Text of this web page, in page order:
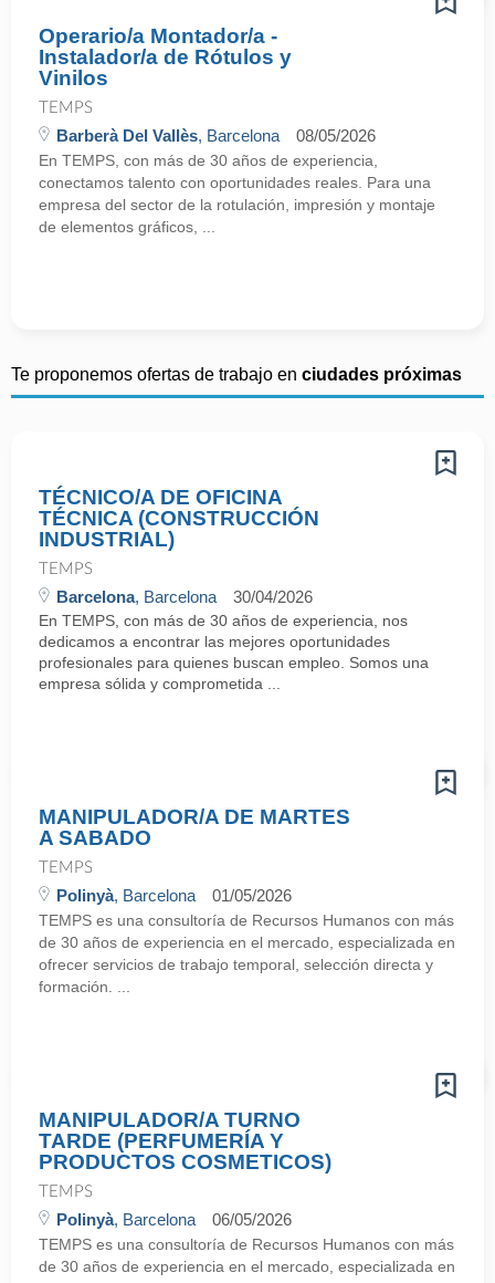
Operario/a Montador/a -
Instalador/a de Rótulos y
Vinilos
TEMPS
Barberà Del Vallès, Barcelona 08/05/2026
En TEMPS, con más de 30 años de experiencia,
conectamos talento con oportunidades reales. Para una
empresa del sector de la rotulación, impresión y montaje
de elementos gráficos, ...
Te proponemos ofertas de trabajo en ciudades próximas
TÉCNICO/A DE OFICINA
TÉCNICA (CONSTRUCCIÓN
INDUSTRIAL)
TEMPS
Barcelona, Barcelona 30/04/2026
En TEMPS, con más de 30 años de experiencia, nos
dedicamos a encontrar las mejores oportunidades
profesionales para quienes buscan empleo. Somos una
empresa sólida y comprometida ...
MANIPULADOR/A DE MARTES
A SABADO
TEMPS
Polinyà, Barcelona 01/05/2026
TEMPS es una consultoría de Recursos Humanos con más
de 30 años de experiencia en el mercado, especializada en
ofrecer servicios de trabajo temporal, selección directa y
formación. ...
MANIPULADOR/A TURNO
TARDE (PERFUMERÍA Y
PRODUCTOS COSMETICOS)
TEMPS
Polinyà, Barcelona 06/05/2026
TEMPS es una consultoría de Recursos Humanos con más
de 30 años de experiencia en el mercado, especializada en